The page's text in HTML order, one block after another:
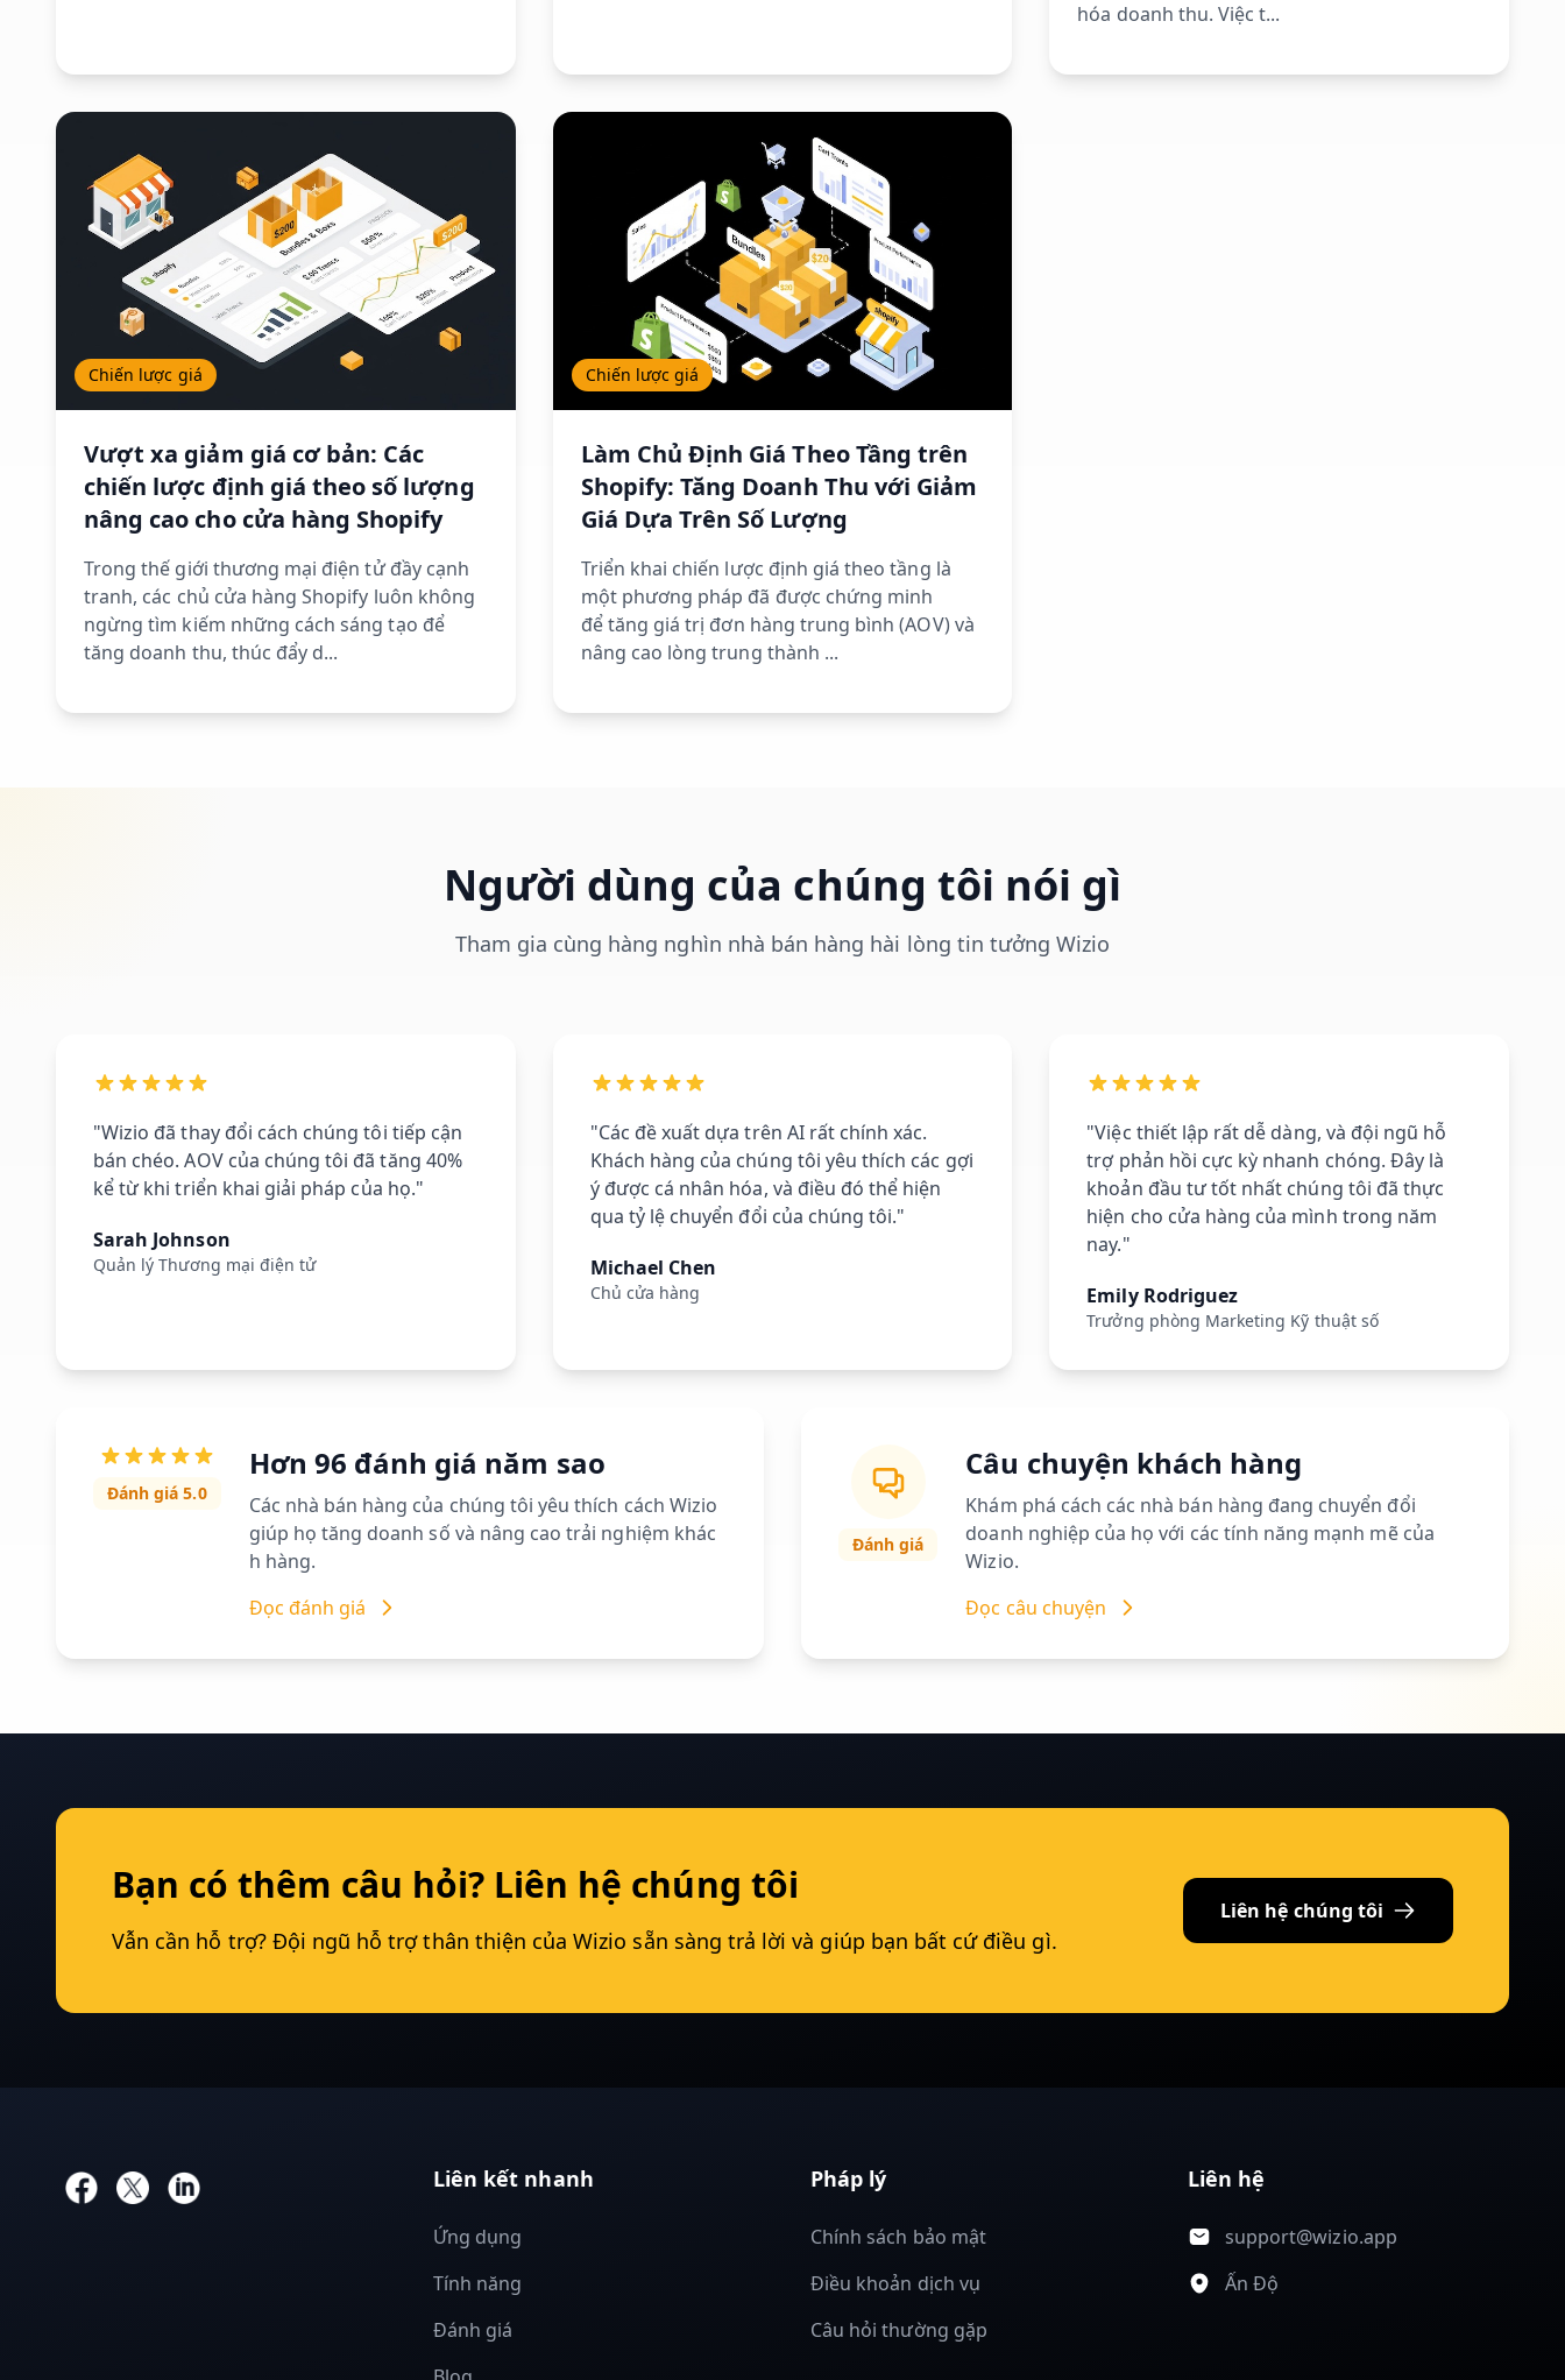
hóa doanh thu. Việc t...
Chiến lược giá
Vượt xa giảm giá cơ bản: Các
chiến lược định giá theo số lượng
nâng cao cho cửa hàng Shopify
Trong thế giới thương mại điện tử đầy cạnh
tranh, các chủ cửa hàng Shopify luôn không
ngừng tìm kiếm những cách sáng tạo để
tăng doanh thu, thúc đẩy d...
Chiến lược giá
Làm Chủ Định Giá Theo Tầng trên
Shopify: Tăng Doanh Thu với Giảm
Giá Dựa Trên Số Lượng
Triển khai chiến lược định giá theo tầng là
một phương pháp đã được chứng minh
để tăng giá trị đơn hàng trung bình (AOV) và
nâng cao lòng trung thành ...
Người dùng của chúng tôi nói gì
Tham gia cùng hàng nghìn nhà bán hàng hài lòng tin tưởng Wizio
"Wizio đã thay đổi cách chúng tôi tiếp cận
bán chéo. AOV của chúng tôi đã tăng 40%
kể từ khi triển khai giải pháp của họ."
Sarah Johnson
Quản lý Thương mại điện tử
"Các đề xuất dựa trên AI rất chính xác.
Khách hàng của chúng tôi yêu thích các gợi
ý được cá nhân hóa, và điều đó thể hiện
qua tỷ lệ chuyển đổi của chúng tôi."
Michael Chen
Chủ cửa hàng
"Việc thiết lập rất dễ dàng, và đội ngũ hỗ
trợ phản hồi cực kỳ nhanh chóng. Đây là
khoản đầu tư tốt nhất chúng tôi đã thực
hiện cho cửa hàng của mình trong năm
nay."
Emily Rodriguez
Trưởng phòng Marketing Kỹ thuật số
Đánh giá 5.0
Hơn 96 đánh giá năm sao
Các nhà bán hàng của chúng tôi yêu thích cách Wizio
giúp họ tăng doanh số và nâng cao trải nghiệm khác
h hàng.
Đọc đánh giá
Đánh giá
Câu chuyện khách hàng
Khám phá cách các nhà bán hàng đang chuyển đổi
doanh nghiệp của họ với các tính năng mạnh mẽ của
Wizio.
Đọc câu chuyện
Bạn có thêm câu hỏi? Liên hệ chúng tôi
Vẫn cần hỗ trợ? Đội ngũ hỗ trợ thân thiện của Wizio sẵn sàng trả lời và giúp bạn bất cứ điều gì.
Liên hệ chúng tôi
Liên kết nhanh
Ứng dụng
Tính năng
Đánh giá
Pháp lý
Chính sách bảo mật
Điều khoản dịch vụ
Câu hỏi thường gặp
Liên hệ
support@wizio.app
Ấn Độ